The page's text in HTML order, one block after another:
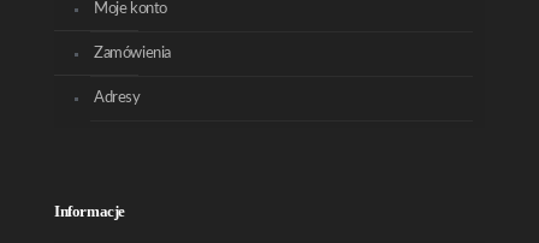
Moje konto
Zamówienia
Adresy
Informacje